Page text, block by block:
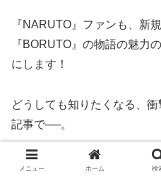
『NARUTO』ファンも、新
『BORUTO』の物語の魅力
にします！
どうしても知りたくなる、
記事で──。
『
メニュー ホーム 検